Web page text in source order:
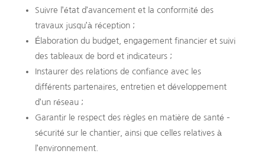
Suivre l’état d’avancement et la conformité des
travaux jusqu’à réception ;
Élaboration du budget, engagement financier et suivi
des tableaux de bord et indicateurs ;
Instaurer des relations de confiance avec les
différents partenaires, entretien et développement
d’un réseau ;
Garantir le respect des règles en matière de santé –
sécurité sur le chantier, ainsi que celles relatives à
l’environnement.